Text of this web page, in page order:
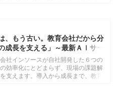
、もう古い。教育会社だから分
成長を支える」～最新ＡＩサー
社インソースが自社開発した６つの
効率化にとどまらず、現場の課題解
支えます。導入から成長まで、教育